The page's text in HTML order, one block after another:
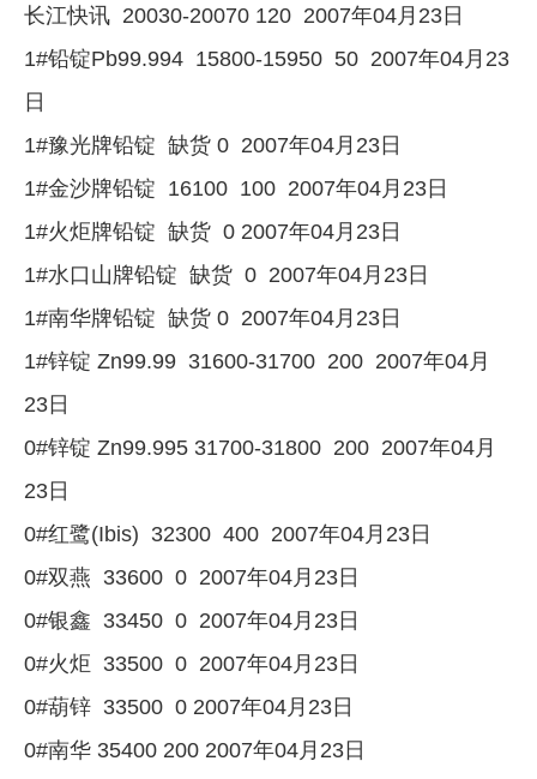
长江快讯 20030-20070 120 2007年04月23日
1#铅锭Pb99.994 15800-15950 50 2007年04月23
日
1#豫光牌铅锭 缺货 0 2007年04月23日
1#金沙牌铅锭 16100 100 2007年04月23日
1#火炬牌铅锭 缺货 0 2007年04月23日
1#水口山牌铅锭 缺货 0 2007年04月23日
1#南华牌铅锭 缺货 0 2007年04月23日
1#锌锭 Zn99.99 31600-31700 200 2007年04月
23日
0#锌锭 Zn99.995 31700-31800 200 2007年04月
23日
0#红鹭(Ibis) 32300 400 2007年04月23日
0#双燕 33600 0 2007年04月23日
0#银鑫 33450 0 2007年04月23日
0#火炬 33500 0 2007年04月23日
0#葫锌 33500 0 2007年04月23日
0#南华 35400 200 2007年04月23日